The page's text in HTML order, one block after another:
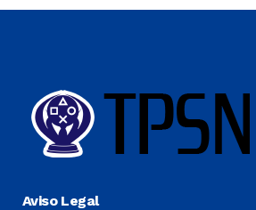
Aviso Legal